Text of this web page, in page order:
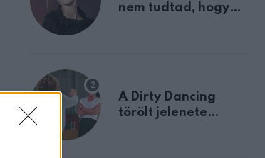
nem tudtad, hogy
A Dirty Dancing
törölt jelenete